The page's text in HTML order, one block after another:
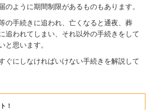
のように期間制限があるものもあります。
の手続きに追われ、亡くなると通夜、葬
追われてしまい、それ以外の手続きをして
と思います。
ぐにしなければいけない手続きを解説して
！